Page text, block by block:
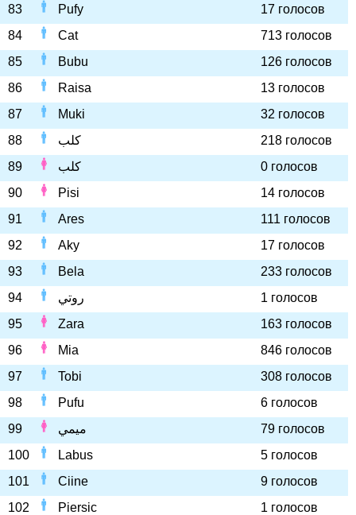
83
Pufy
17 голосов
84
Cat
713 голосов
85
Bubu
126 голосов
86
Raisa
13 голосов
87
Muki
32 голосов
88
كلب
218 голосов
89
كلب
0 голосов
90
Pisi
14 голосов
91
Ares
111 голосов
92
Aky
17 голосов
93
Bela
233 голосов
94
روتي
1 голосов
95
Zara
163 голосов
96
Mia
846 голосов
97
Tobi
308 голосов
98
Pufu
6 голосов
99
ميمي
79 голосов
100
Labus
5 голосов
101
Ciine
9 голосов
102
Piersic
1 голосов